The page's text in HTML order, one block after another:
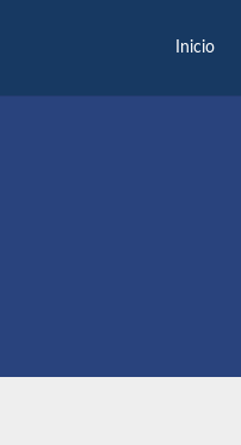
Inicio